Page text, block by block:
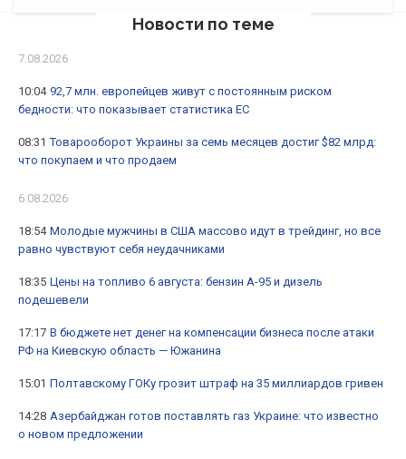
Новости по теме
7.08.2026
10:04 92,7 млн. европейцев живут с постоянным риском
бедности: что показывает статистика ЕС
08:31 Товарооборот Украины за семь месяцев достиг $82 млрд:
что покупаем и что продаем
6.08.2026
18:54 Молодые мужчины в США массово идут в трейдинг, но все
равно чувствуют себя неудачниками
18:35 Цены на топливо 6 августа: бензин А-95 и дизель
подешевели
17:17 В бюджете нет денег на компенсации бизнеса после атаки
РФ на Киевскую область — Южанина
15:01 Полтавскому ГОКу грозит штраф на 35 миллиардов гривен
14:28 Азербайджан готов поставлять газ Украине: что известно
о новом предложении